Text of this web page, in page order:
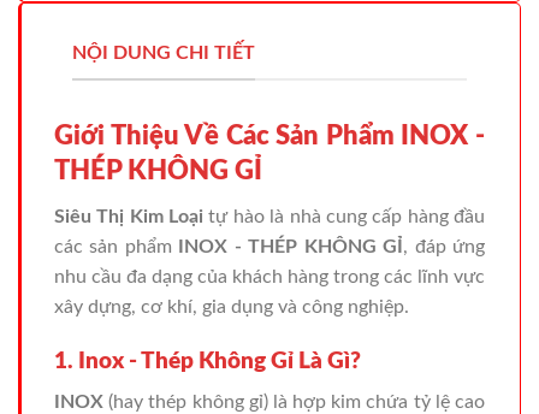
NỘI DUNG CHI TIẾT
Giới Thiệu Về Các Sản Phẩm INOX -
THÉP KHÔNG GỈ
Siêu Thị Kim Loại tự hào là nhà cung cấp hàng đầu
các sản phẩm
INOX - THÉP KHÔNG GỈ , đáp ứng
nhu cầu đa dạng của khách hàng trong các lĩnh vực
xây dựng, cơ khí, gia dụng và công nghiệp.
1. Inox - Thép Không Gỉ Là Gì?
INOX (hay thép không gỉ) là hợp kim chứa tỷ lệ cao